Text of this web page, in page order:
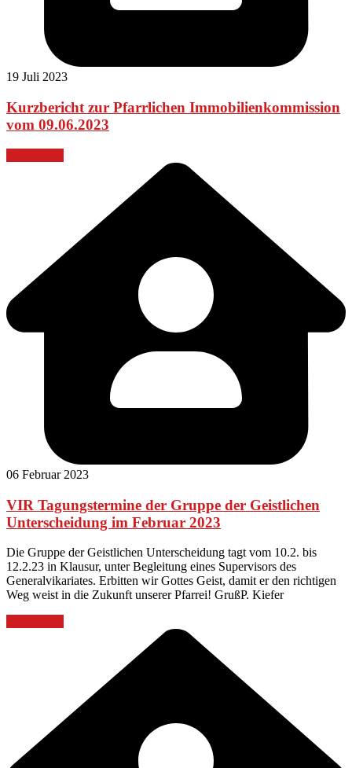
19 Juli 2023
Kurzbericht zur Pfarrlichen Immobilienkommission
vom 09.06.2023
06 Februar 2023
VIR Tagungstermine der Gruppe der Geistlichen
Unterscheidung im Februar 2023
Die Gruppe der Geistlichen Unterscheidung tagt vom 10.2. bis
12.2.23 in Klausur, unter Begleitung eines Supervisors des
Generalvikariates. Erbitten wir Gottes Geist, damit er den richtigen
Weg weist in die Zukunft unserer Pfarrei! GrußP. Kiefer